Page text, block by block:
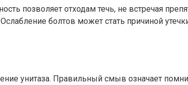
позволяет отходам течь, не встречая
болтов может стать причиной
унитаза. Правильный смыв означает